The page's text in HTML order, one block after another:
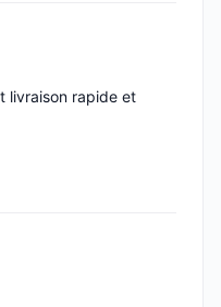
livraison rapide et